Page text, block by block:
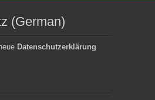
(German)
Datenschutzerklärung